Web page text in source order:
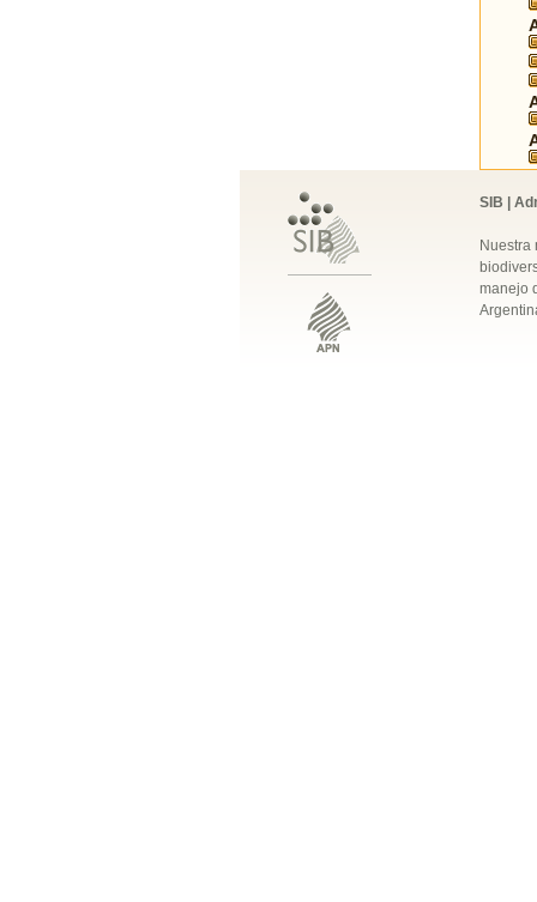
SIB |
Nuestra
manejo